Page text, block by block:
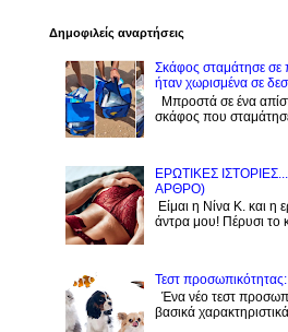
Δημοφιλείς αναρτήσεις
Σκάφος σταμάτησε σε
ήταν χωρισμένα σε
Μπροστά σε ένα
σκάφος που
ΕΡΩΤΙΚΕΣ
ΑΡΘΡΟ)
Είμαι η Νίνα Κ. και η
άντρα μου! Πέρυσι το
Τεστ
Ένα νέο τεστ
βασικά